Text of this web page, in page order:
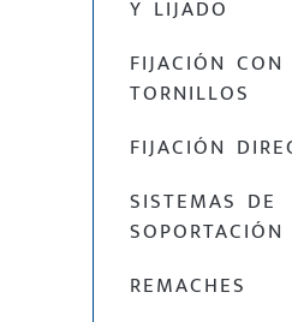
Y LIJADO
FIJACIÓN CON
TORNILLOS
FIJACIÓN
SISTEMAS DE
SOPORTACIÓN
REMACHES